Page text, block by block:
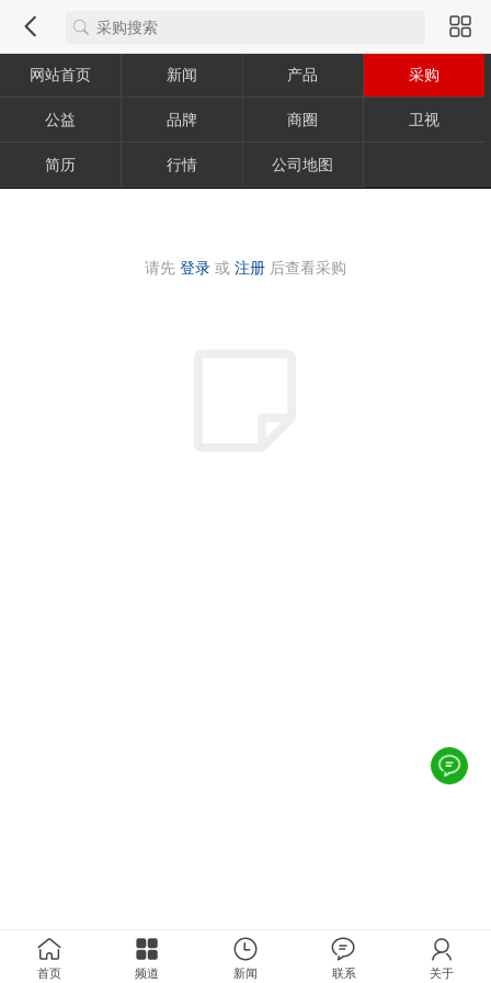
网站首页 新闻 产品 采购
公益 品牌 商圈 卫视
简历 行情 公司地图
请先 登录 或 注册 后查看采购
首页 频道 新闻 联系 关于